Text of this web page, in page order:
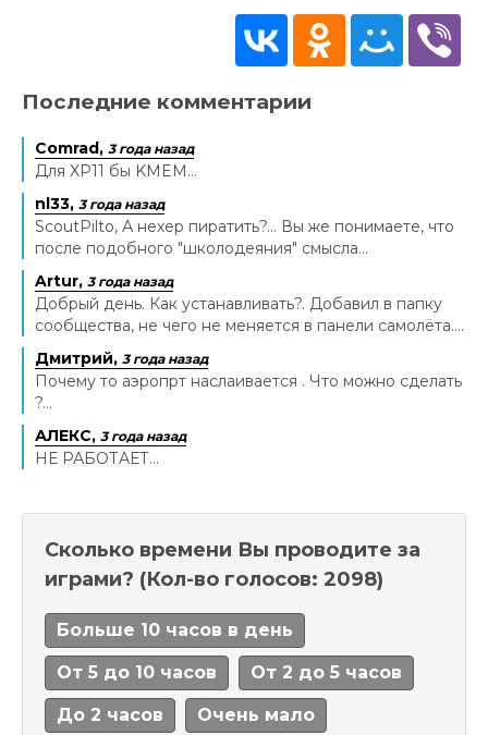
Последние комментарии
Comrad, 3 года назад
Для XP11 бы KMEM...
nl33, 3 года назад
ScoutPilto, А нехер пиратить?... Вы же понимаете, что
после подобного "школодеяния" смысла...
Artur, 3 года назад
Добрый день. Как устанавливать?. Добавил в папку
сообщества, не чего не меняется в панели самолёта....
Дмитрий, 3 года назад
Почему то аэропрт наслаивается . Что можно сделать
?...
АЛЕКС, 3 года назад
НЕ РАБОТАЕТ...
Сколько времени Вы проводите за
играми? (Кол-во голосов: 2098)
Больше 10 часов в день
От 5 до 10 часов От 2 до 5 часов
До 2 часов Очень мало